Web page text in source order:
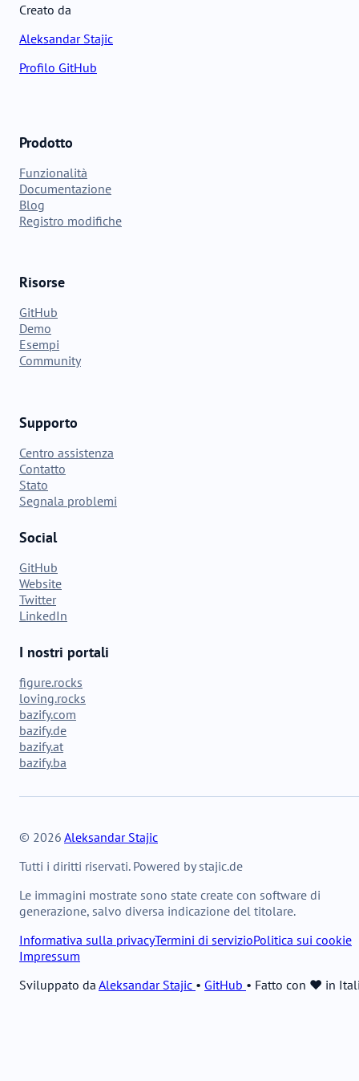
Creato da
Aleksandar Stajic
Profilo GitHub
Prodotto
Funzionalità
Documentazione
Blog
Registro modifiche
Risorse
GitHub
Demo
Esempi
Community
Supporto
Centro assistenza
Contatto
Stato
Segnala problemi
Social
GitHub
Website
Twitter
LinkedIn
I nostri portali
figure.rocks
loving.rocks
bazify.com
bazify.de
bazify.at
bazify.ba
© 2026 Aleksandar Stajic
Tutti i diritti riservati. Powered by stajic.de
Le immagini mostrate sono state create con software di
generazione, salvo diversa indicazione del titolare.
Informativa sulla privacyTermini di servizioPolitica sui cookie
Impressum
Sviluppato da Aleksandar Stajic • GitHub • Fatto con ❤️ in